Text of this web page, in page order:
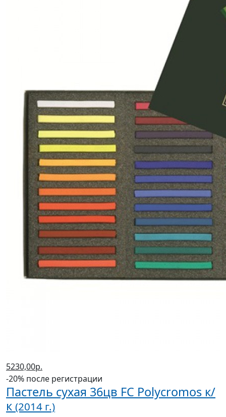
5230,00р.
-20% после регистрации
Пастель сухая 36цв FC Polycromos к/
к (2014 г.)